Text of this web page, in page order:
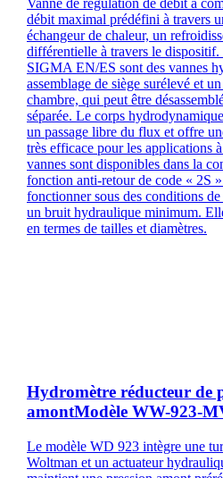
Vanne de régulation de débit à
débit maximal prédéfini à travers
échangeur de chaleur, un
différentielle à travers le
SIGMA EN/ES sont des vannes
assemblage de siège surélevé et
chambre, qui peut être
séparée. Le corps
un passage libre du flux et offre
très efficace pour les applications
vannes sont disponibles dans la
fonction anti-retour de code « 2S
fonctionner sous des conditions
un bruit hydraulique minimum.
en termes de tailles et diamètres.
Hydromètre réducteur de
amontModèle WW-923-
Le modèle WD 923 intègre une
Woltman et un actuateur